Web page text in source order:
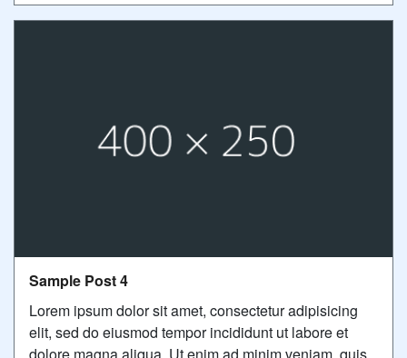
Sample Post 4
Lorem ipsum dolor sit amet, consectetur adipisicing
elit, sed do eiusmod tempor incididunt ut labore et